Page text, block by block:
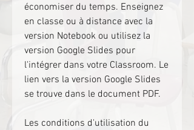
économiser du temps. Enseignez
en classe ou à distance avec la
version Notebook ou utilisez la
version Google Slides pour
l'intégrer dans votre Classroom. Le
lien vers la version Google Slides
se trouve dans le document PDF.
Les conditions d'utilisation du